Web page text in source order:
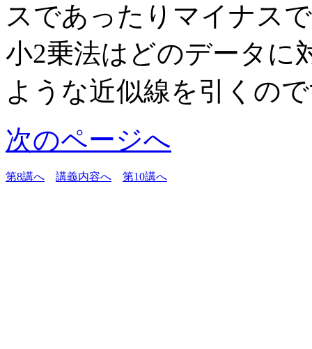
スであったりマイナス
小2乗法はどのデータに
ような近似線を引くの
次のページへ
第8講へ 講義内容へ 第10講へ